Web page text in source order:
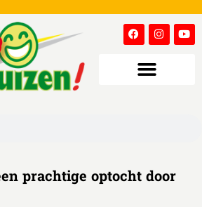
prachtige optocht door